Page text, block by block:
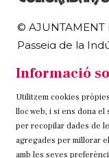
© AJUNTAMENT
Passeig de la
972 58 18 48 |
Sitemap
Informació
Utilitzem cookies
lloc web, i si ens dona
per recopilar dades de
agregades per millorar
amb les seves